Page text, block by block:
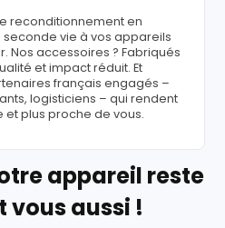
reconditionnement en
vie à vos appareils
Nos accessoires ? Fabriqués
et impact réduit. Et
français engagés –
logisticiens – qui rendent
plus proche de vous.
appareil reste
vous aussi !